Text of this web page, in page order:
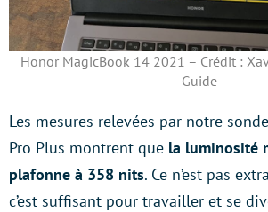
Honor MagicBook 14 2021 – Crédit :
Guide
Les mesures relevées par notre
Pro Plus montrent que la luminosité
plafonne à 358 nits. Ce n’est pas
c’est suffisant pour travailler et se